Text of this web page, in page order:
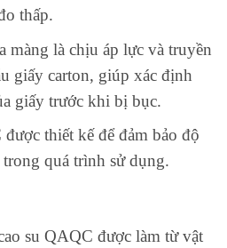
thấp.
màng là chịu áp lực và truyền
giấy carton, giúp xác định
giấy trước khi bị bục.
thiết kế để đảm bảo độ
quá trình sử dụng.
su QAQC được làm từ vật